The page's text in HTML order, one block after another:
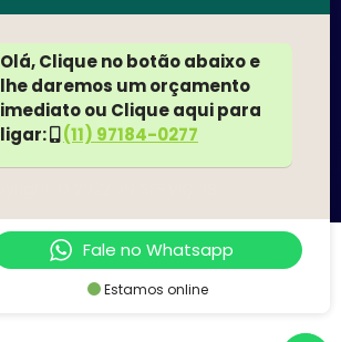
Olá, Clique no botão abaixo e
lhe daremos um orçamento
imediato ou Clique aqui para
ligar:
(11) 97184-0277
Fale no Whatsapp
Estamos online